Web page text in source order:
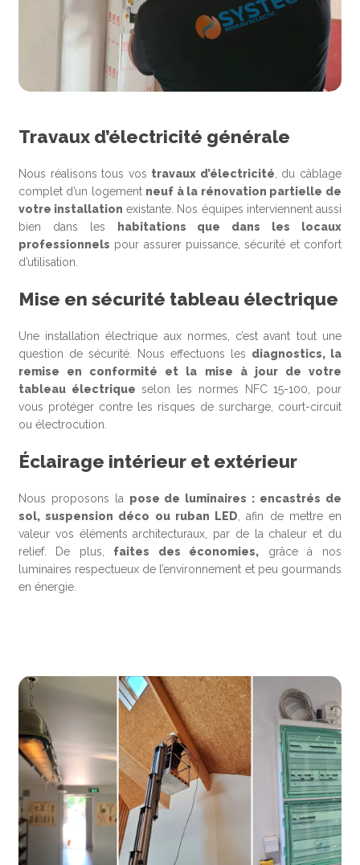
Travaux d’électricité générale
Nous réalisons tous vos travaux d’électricité , du câblage
complet d’un logement neuf à la rénovation partielle de
votre installation existante. Nos équipes interviennent aussi
bien dans les habitations que dans les locaux
professionnels pour assurer puissance, sécurité et confort
d’utilisation.
Mise en sécurité tableau électrique
Une installation électrique aux normes, c’est avant tout une
question de sécurité. Nous effectuons les diagnostics, la
remise en conformité et la mise à jour de votre
tableau électrique selon les normes NFC 15-100, pour
vous protéger contre les risques de surcharge, court-circuit
ou électrocution.
Éclairage intérieur et extérieur
Nous proposons la pose de luminaires : encastrés de
sol, suspension déco ou ruban LED , afin de mettre en
valeur vos éléments architecturaux, par de la chaleur et du
relief. De plus, faites des économies, grâce à nos
luminaires respectueux de l’environnement et peu gourmands
en énergie.